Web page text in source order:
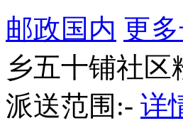
邮政国内 更
乡五十铺社区
派送范围:- 详